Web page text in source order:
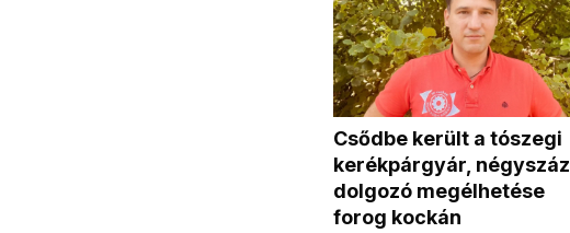
Csődbe került a tószegi
kerékpárgyár, négyszáz
dolgozó megélhetése
forog kockán